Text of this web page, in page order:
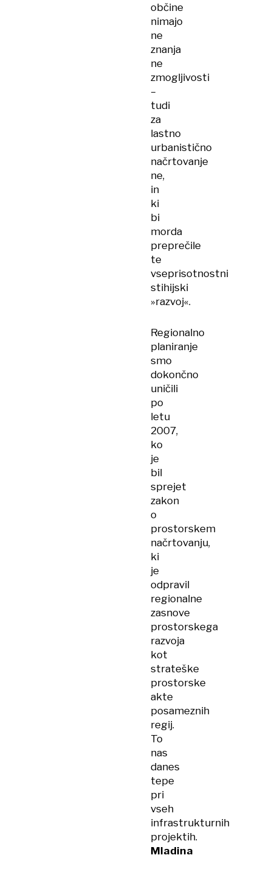
občine
nimajo
ne
znanja
ne
zmogljivosti
–
tudi
za
lastno
urbanistično
načrtovanje
ne,
in
ki
bi
morda
preprečile
te
vseprisotnostni
stihijski
»razvoj«.
Regionalno
planiranje
smo
dokončno
uničili
po
letu
2007,
ko
je
bil
sprejet
zakon
o
prostorskem
načrtovanju,
ki
je
odpravil
regionalne
zasnove
prostorskega
razvoja
kot
strateške
prostorske
akte
posameznih
regij.
To
nas
danes
tepe
pri
vseh
infrastrukturnih
projektih.
Mladina